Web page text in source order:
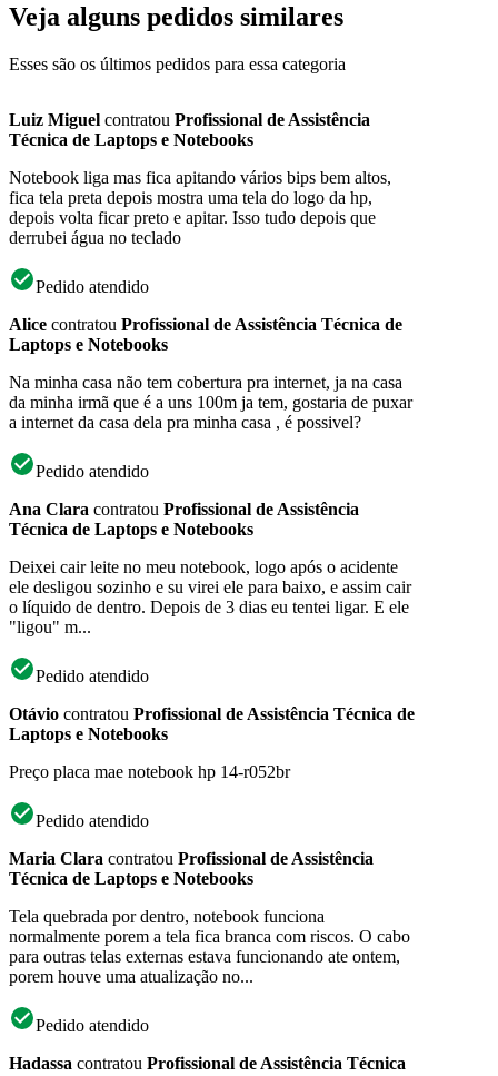
Veja alguns pedidos similares
Esses são os últimos pedidos para essa categoria
Luiz Miguel contratou Profissional de Assistência
Técnica de Laptops e Notebooks
Notebook liga mas fica apitando vários bips bem altos,
fica tela preta depois mostra uma tela do logo da hp,
depois volta ficar preto e apitar. Isso tudo depois que
derrubei água no teclado
Pedido atendido
Alice contratou Profissional de Assistência Técnica de
Laptops e Notebooks
Na minha casa não tem cobertura pra internet, ja na casa
da minha irmã que é a uns 100m ja tem, gostaria de puxar
a internet da casa dela pra minha casa , é possivel?
Pedido atendido
Ana Clara contratou Profissional de Assistência
Técnica de Laptops e Notebooks
Deixei cair leite no meu notebook, logo após o acidente
ele desligou sozinho e su virei ele para baixo, e assim cair
o líquido de dentro. Depois de 3 dias eu tentei ligar. E ele
"ligou" m...
Pedido atendido
Otávio contratou Profissional de Assistência Técnica de
Laptops e Notebooks
Preço placa mae notebook hp 14-r052br
Pedido atendido
Maria Clara contratou Profissional de Assistência
Técnica de Laptops e Notebooks
Tela quebrada por dentro, notebook funciona
normalmente porem a tela fica branca com riscos. O cabo
para outras telas externas estava funcionando ate ontem,
porem houve uma atualização no...
Pedido atendido
Hadassa contratou Profissional de Assistência Técnica